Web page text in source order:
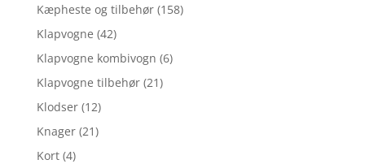
Kæpheste og tilbehør (158)
Klapvogne (42)
Klapvogne kombivogn (6)
Klapvogne tilbehør (21)
Klodser (12)
Knager (21)
Kort (4)